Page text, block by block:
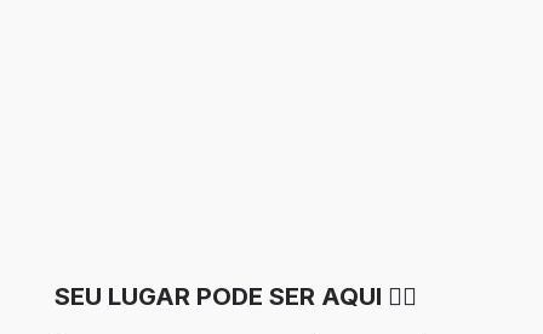
SEU LUGAR PODE SER AQUI ✌🏻